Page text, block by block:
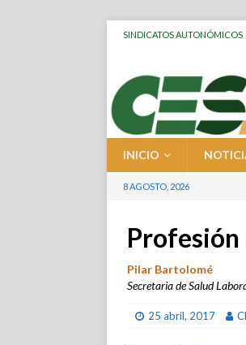
SINDICATOS AUTONÓMICOS
INICIO
8 AGOSTO, 2026
Profesión
Pilar Bartolomé
Secretaria de Salud
25 abril, 2017